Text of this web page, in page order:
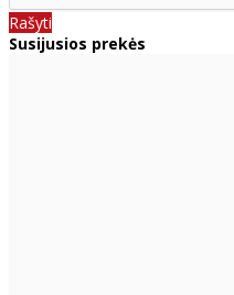
Rašyti
Susijusios prekės